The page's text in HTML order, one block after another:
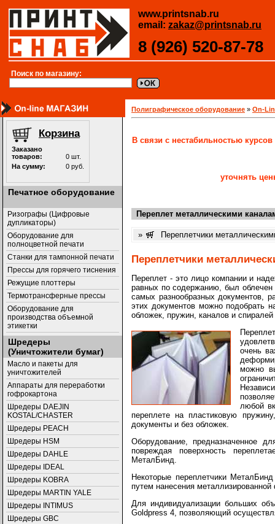
www.printsnab.ru
email: zakaz@printsnab.ru
8 (926) 520-87-78
Поиск по магазину:
Печатное оборудование
Ризографы (Цифровые
дупликаторы)
Оборудование для
полноцветной печати
Станки для тампонной печати
Прессы для горячего тиснения
Режущие плоттеры
Термотрансферные прессы
Оборудование для
производства объемной
этикетки
Шредеры
(Уничтожители бумаг)
Масло и пакеты для
уничтожителей
Аппараты для переработки
гофрокартона
Шредеры DAEJIN
KOSTAL/CHASTER
Шредеры PEACH
Шредеры HSM
Шредеры DAHLE
Шредеры IDEAL
Шредеры KOBRA
Шредеры MARTIN YALE
Шредеры INTIMUS
Шредеры GBC
Полиграфическое оборудование » On-
В связи с нестабильностью
уточнять
Переплет металлическими
» Переплетчики
Переплетчики
Переплет - это лицо компании и
равных по содержанию, был
самых разнообразных документов,
этих документов можно подобрать
обложек, пружин, каналов и
очень
можно
любой
переплете на пластиковую
документы и без обложек.
Оборудование, предназначенное
повреждая поверхность
МеталБинд.
Некоторые переплетчики
путем нанесения
Для индивидуализации больших
Goldpress 4, позволяющий